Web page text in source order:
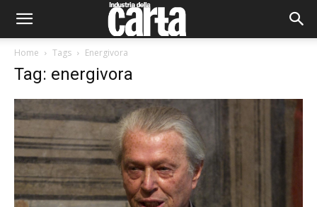
Home Tags Energivora
Tag: energivora